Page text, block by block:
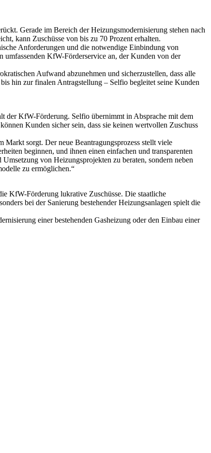
Gerade im Bereich der Heizungsmodernisierung stehen nach
kann Zuschüsse von bis zu 70 Prozent erhalten.
Anforderungen und die notwendige Einbindung von
umfassenden KfW-Förderservice an, der Kunden von der
Aufwand abzunehmen und sicherzustellen, dass alle
hin zur finalen Antragstellung – Selfio begleitet seine Kunden
der KfW-Förderung. Selfio übernimmt in Absprache mit dem
Kunden sicher sein, dass sie keinen wertvollen Zuschuss
sorgt. Der neue Beantragungsprozess stellt viele
beginnen, und ihnen einen einfachen und transparenten
von Heizungsprojekten zu beraten, sondern neben
zu ermöglichen.“
KfW-Förderung lukrative Zuschüsse. Die staatliche
bei der Sanierung bestehender Heizungsanlagen spielt die
einer bestehenden Gasheizung oder den Einbau einer